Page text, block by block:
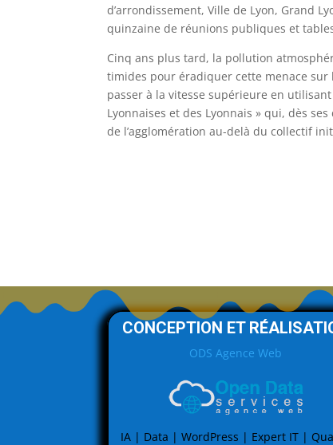
d’arrondissement, Ville de Lyon, Grand
quinzaine de réunions publiques et
Cinq ans plus tard, la pollution
timides pour éradiquer cette menace sur
passer à la vitesse supérieure en utilisant
Lyonnaises et des Lyonnais » qui, dès
de l’agglomération au-delà du collectif
CONCEPTION ET
ODS Agence Web
IA | Data | WordPress | Expert IT |